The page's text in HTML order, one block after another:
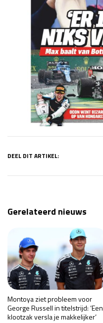
DEEL DIT ARTIKEL:
Gerelateerd nieuws
Montoya ziet probleem voor
George Russell in titelstrijd: ‘Een
klootzak versla je makkelijker’